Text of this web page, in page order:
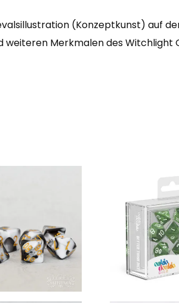
(Konzeptkunst) auf
weiteren Merkmalen des Witchlight